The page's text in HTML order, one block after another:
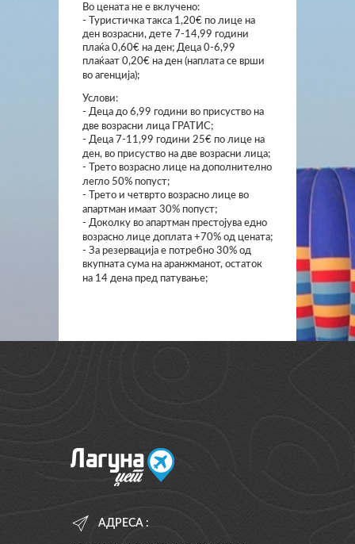
Во цената не е вклучено:
- Туристичка такса 1,20€ по лице на
ден возрасни, дете 7-14,99 години
плаќа 0,60€ на ден; Деца 0-6,99
плаќаат 0,20€ на ден (наплата се врши
во агенција);
Услови:
- Деца до 6,99 години во присуство на
две возрасни лица ГРАТИС;
- Деца 7-11,99 години 25€ по лице на
ден, во присуство на две возрасни лица;
- Трето возрасно лице на дополнително
легло 50% попуст;
- Трето и четврто возрасно лице во
апартман имаат 30% попуст;
- Доколку во апартман престојува едно
возрасно лице доплата +70% од цената;
- За резервација е потребно 30% од
вкупната сума на аранжманот, остаток
на 14 дена пред патување;
АДРЕСА :